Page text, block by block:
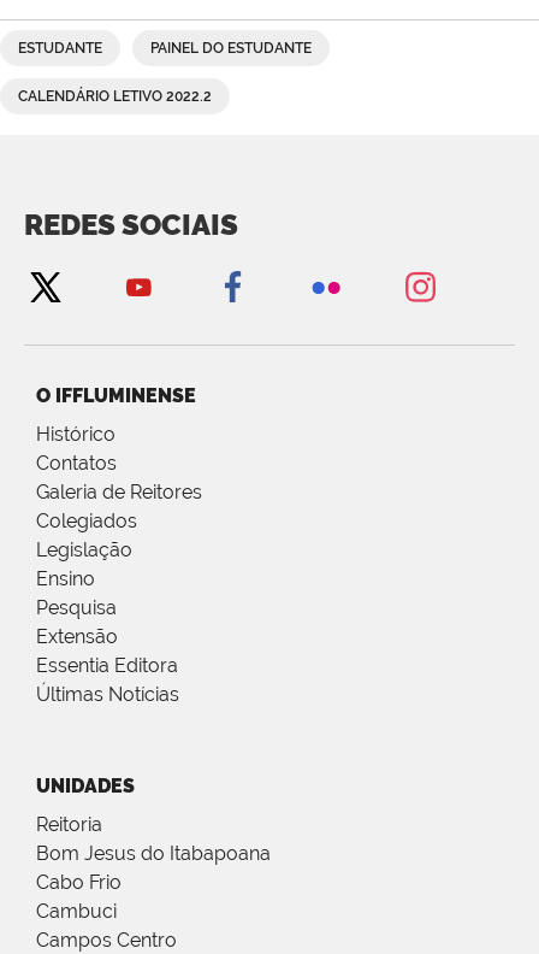
ESTUDANTE PAINEL DO ESTUDANTE
CALENDÁRIO LETIVO 2022.2
REDES SOCIAIS
O IFFLUMINENSE
Histórico
Contatos
Galeria de Reitores
Colegiados
Legislação
Ensino
Pesquisa
Extensão
Essentia Editora
Últimas Notícias
UNIDADES
Reitoria
Bom Jesus do Itabapoana
Cabo Frio
Cambuci
Campos Centro